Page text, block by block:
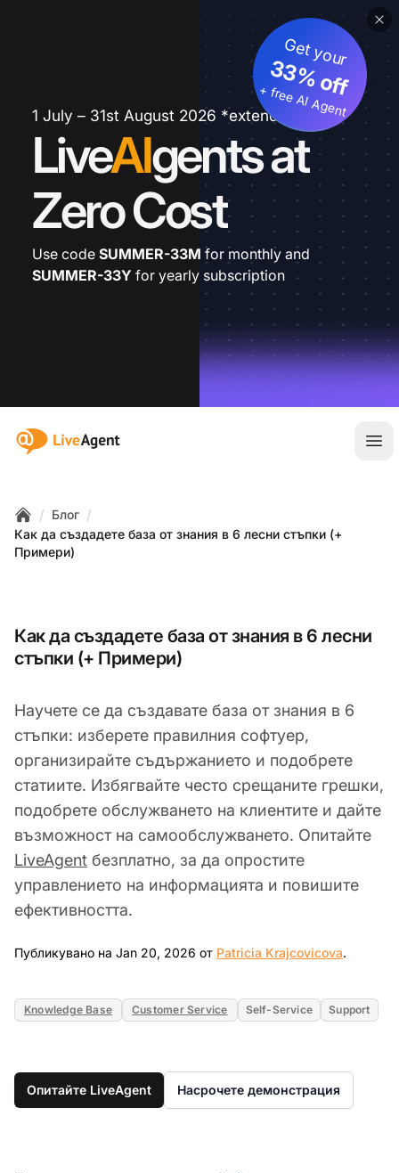
1 July – 31st August 2026 *extended
LiveAIgents at
Zero Cost
Get your
33% off
+ free AI Agent
Use code SUMMER-33M for monthly and
SUMMER-33Y for yearly subscription
:site.title
Home
/ Блог /
Как да създадете база от знания в 6 лесни стъпки (+
Примери)
Как да създадете база от знания в 6 лесни
стъпки (+ Примери)
Научете се да създавате база от знания в 6
стъпки: изберете правилния софтуер,
организирайте съдържанието и подобрете
статиите. Избягвайте често срещаните грешки,
подобрете обслужването на клиентите и дайте
възможност на самообслужването. Опитайте
LiveAgent безплатно, за да опростите
управлението на информацията и повишите
ефективността.
Публикувано на Jan 20, 2026 от Patricia Krajcovicova.
Knowledge Base Customer Service Self-Service Support
Опитайте LiveAgent Насрочете демонстрация